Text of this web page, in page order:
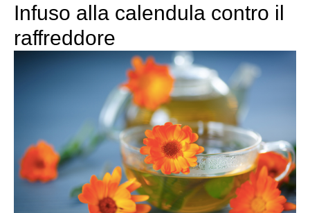
Infuso alla calendula contro il
raffreddore